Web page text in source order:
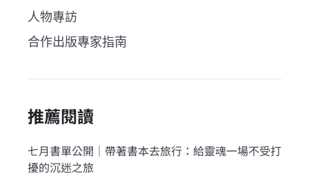
人物專訪
合作出版專家指南
推薦閱讀
七月書單公開｜帶著書本去旅行：給靈魂一場不受打
擾的沉迷之旅